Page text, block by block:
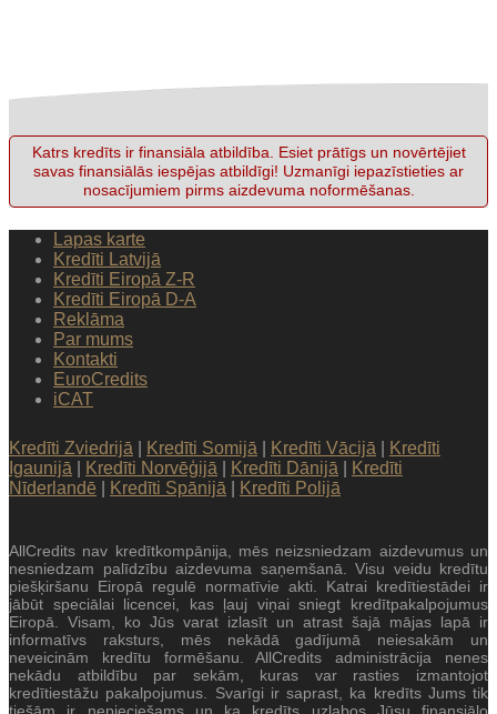
Katrs kredīts ir finansiāla atbildība. Esiet prātīgs un novērtējiet
savas finansiālās iespējas atbildīgi! Uzmanīgi iepazīstieties ar
nosacījumiem pirms aizdevuma noformēšanas.
Lapas karte
Kredīti Latvijā
Kredīti Eiropā Z-R
Kredīti Eiropā D-A
Reklāma
Par mums
Kontakti
EuroCredits
iCAT
Kredīti Zviedrijā Kredīti Somijā Kredīti Vācijā
Kredīti
Igaunijā
Kredīti Norvēģijā Kredīti Dānijā
Kredīti
Nīderlandē
Kredīti Spānijā Kredīti Polijā
AllCredits nav kredītkompānija, mēs neizsniedzam aizdevumus un
nesniedzam palīdzību aizdevuma saņemšanā. Visu veidu kredītu
piešķiršanu Eiropā regulē normatīvie akti. Katrai kredītiestādei ir
jābūt speciālai licencei, kas ļauj viņai sniegt kredītpakalpojumus
Eiropā. Visam, ko Jūs varat izlasīt un atrast šajā mājas lapā ir
informatīvs raksturs, mēs nekādā gadījumā neiesakām un
neveicinām kredītu formēšanu. AllCredits administrācija nenes
nekādu atbildību par sekām, kuras var rasties izmantojot
kredītiestāžu pakalpojumus. Svarīgi ir saprast, ka kredīts Jums tik